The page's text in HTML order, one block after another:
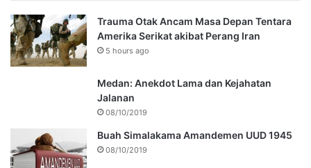
Trauma Otak Ancam Masa Depan Tentara
Amerika Serikat akibat Perang Iran
5 hours ago
Medan: Anekdot Lama dan Kejahatan
Jalanan
08/10/2019
Buah Simalakama Amandemen UUD 1945
08/10/2019